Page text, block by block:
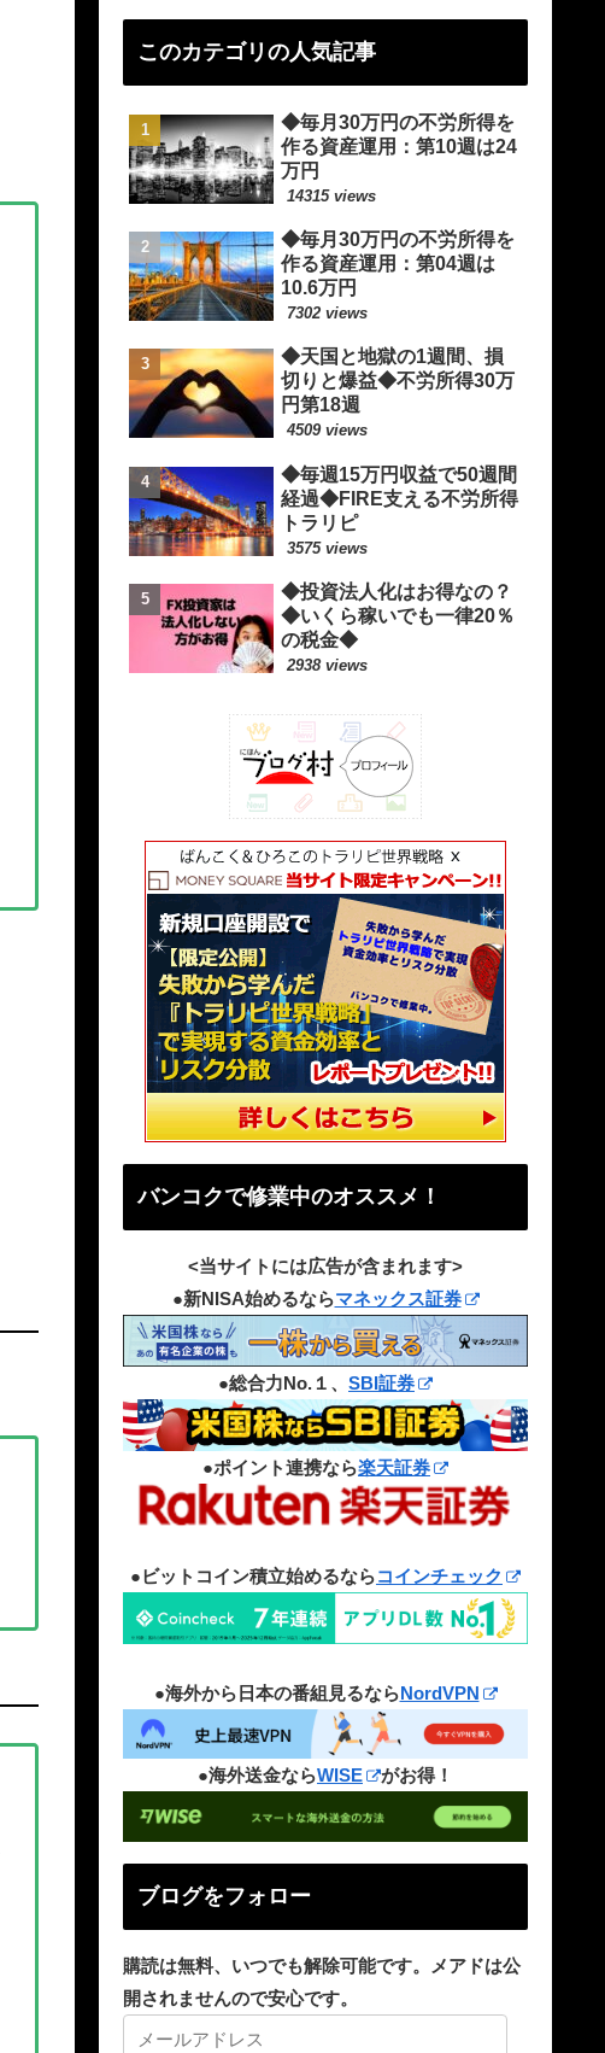
このカテゴリの人気記事
◆毎月30万円の不労所得を
作る資産運用：第10週は24
万円
14315 views
◆毎月30万円の不労所得を
作る資産運用：第04週は
10.6万円
7302 views
◆天国と地獄の1週間、損
切りと爆益◆不労所得30万
円第18週
4509 views
◆毎週15万円収益で50週間
経過◆FIRE支える不労所得
トラリピ
3575 views
◆投資法人化はお得なの？
◆いくら稼いでも一律20％
の税金◆
2938 views
バンコクで修業中のオススメ！
<当サイトには広告が含まれます>
●新NISA始めるならマネックス証券
●総合力No.１、 SBI証券
●ポイント連携なら楽天証券
●ビットコイン積立始めるならコインチェック
●海外から日本の番組見るならNordVPN
●海外送金ならWISE がお得！
ブログをフォロー
購読は無料、いつでも解除可能です。メアドは公
開されませんので安心です。